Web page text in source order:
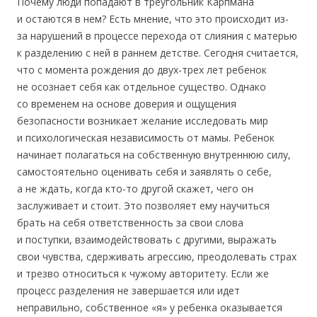
и остаются в нем? Есть мнение, что это происходит из-
за нарушений в процессе перехода от слияния с матерью
к разделению с ней в раннем детстве. Сегодня считается,
что с момента рождения до двух-трех лет ребенок
не осознает себя как отдельное существо. Однако
со временем на основе доверия и ощущения
безопасности возникает желание исследовать мир
и психологическая независимость от мамы. Ребенок
начинает полагаться на собственную внутреннюю силу,
самостоятельно оценивать себя и заявлять о себе,
а не ждать, когда кто-то другой скажет, чего он
заслуживает и стоит. Это позволяет ему научиться
брать на себя ответственность за свои слова
и поступки, взаимодействовать с другими, выражать
свои чувства, сдерживать агрессию, преодолевать страх
и трезво относиться к чужому авторитету. Если же
процесс разделения не завершается или идет
неправильно, собственное «я» у ребенка оказывается